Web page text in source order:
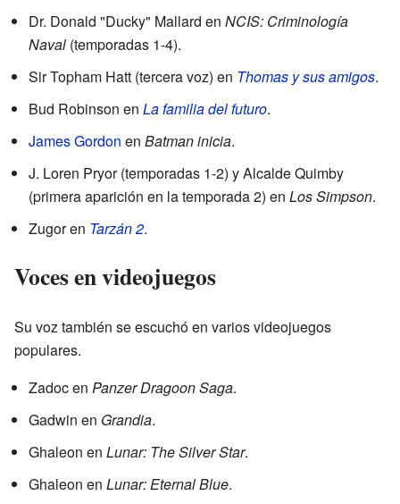
Dr. Donald "Ducky" Mallard en NCIS: Criminología
Naval (temporadas 1-4).
Sir Topham Hatt (tercera voz) en Thomas y sus amigos.
Bud Robinson en La familia del futuro.
James Gordon en Batman inicia.
J. Loren Pryor (temporadas 1-2) y Alcalde Quimby
(primera aparición en la temporada 2) en Los Simpson.
Zugor en Tarzán 2.
Voces en videojuegos
Su voz también se escuchó en varios videojuegos
populares.
Zadoc en Panzer Dragoon Saga.
Gadwin en Grandia.
Ghaleon en Lunar: The Silver Star.
Ghaleon en Lunar: Eternal Blue.